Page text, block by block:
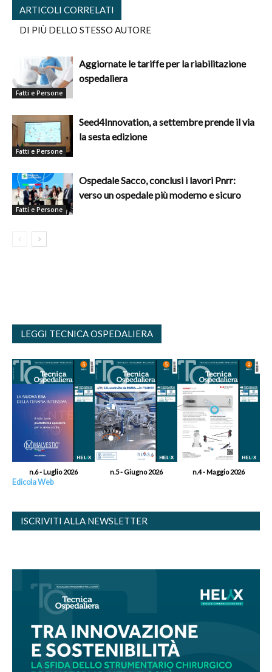
ARTICOLI CORRELATI
DI PIÙ DELLO STESSO AUTORE
Fatti e Persone
Aggiornate le tariffe per la riabilitazione
ospedaliera
Fatti e Persone
Seed4Innovation, a settembre prende il via
la sesta edizione
Fatti e Persone
Ospedale Sacco, conclusi i lavori Pnrr:
verso un ospedale più moderno e sicuro
LEGGI TECNICA OSPEDALIERA
n.6 - Luglio 2026 n.5 - Giugno 2026 n.4 - Maggio 2026
Edicola Web
ISCRIVITI ALLA NEWSLETTER